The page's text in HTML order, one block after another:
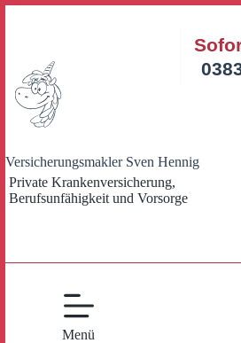
Versicherungsmakler Sven Hennig
Private Krankenversicherung,
Berufsunfähigkeit und Vorsorge
Menü